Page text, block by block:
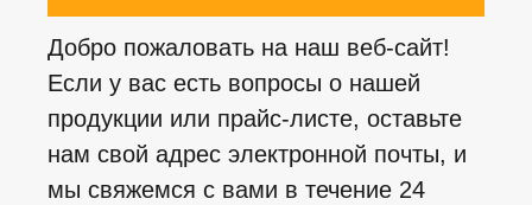
Добро пожаловать на наш веб-сайт!
Если у вас есть вопросы о нашей
продукции или прайс-листе, оставьте
нам свой адрес электронной почты, и
мы свяжемся с вами в течение 24